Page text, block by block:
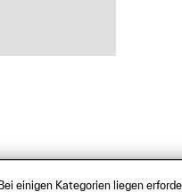
Bei einigen Kategorien liegen